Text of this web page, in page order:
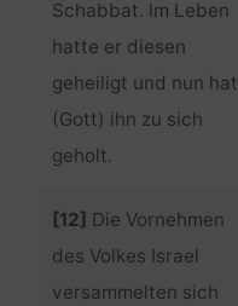
Schabbat. Im Leben
hatte er diesen
geheiligt und nun hat
(Gott) ihn zu sich
geholt.
[12] Die Vornehmen
des Volkes Israel
versammelten sich